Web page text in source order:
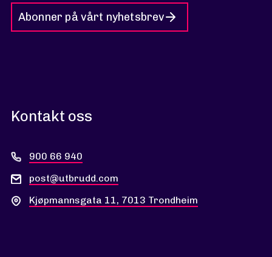
Abonner på vårt nyhetsbrev
Kontakt oss
900 66 940
post@utbrudd.com
Kjøpmannsgata 11, 7013 Trondheim